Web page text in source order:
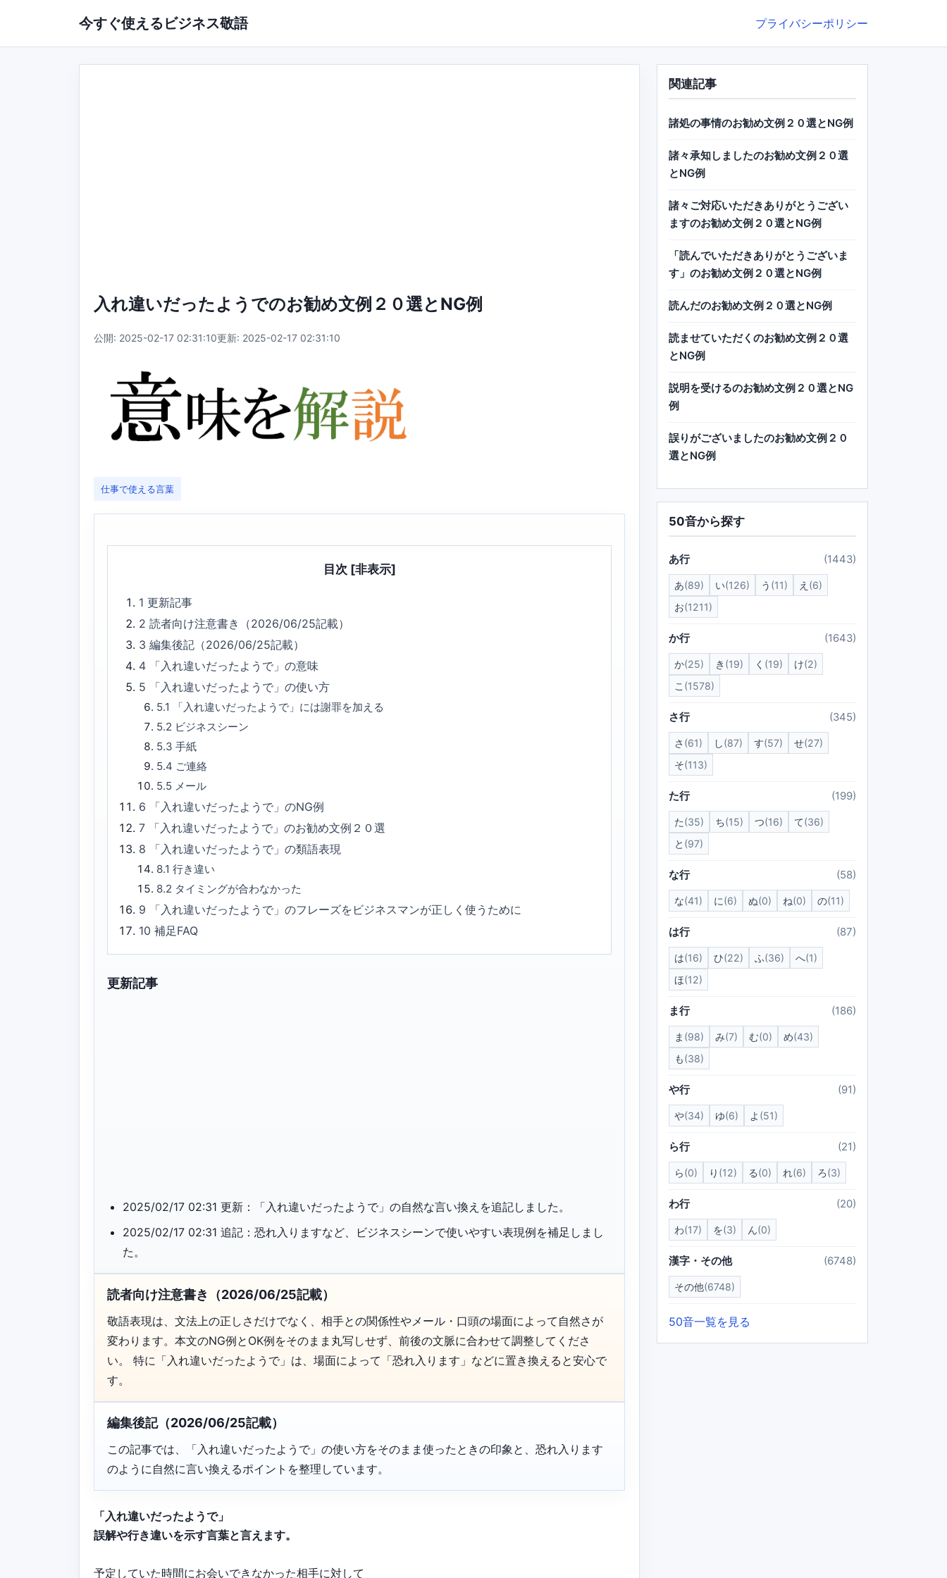
今すぐ使えるビジネス敬語 プライバシーポリシー
入れ違いだったようでのお勧め文例２０選とNG例
公開: 2025-02-17 02:31:10更新: 2025-02-17 02:31:10
仕事で使える言葉
目次 [非表示]
1更新記事
2読者向け注意書き（2026/06/25記載）
3編集後記（2026/06/25記載）
4
「入れ違いだったようで」の意味
5
「入れ違いだったようで」の使い方
5.1
「入れ違いだったようで」には謝罪を加える
5.2 ビジネスシーン
5.3 手紙
5.4 ご連絡
5.5 メール
6
「入れ違いだったようで」のNG例
7
「入れ違いだったようで」のお勧め文例２０選
8
「入れ違いだったようで」の類語表現
8.1 行き違い
8.2 タイミングが合わなかった
9
「入れ違いだったようで」のフレーズをビジネスマンが正しく使うために
10補足FAQ
更新記事
2025/02/17 02:31 更新：「入れ違いだったようで」の自然な言い換えを追記しました。
2025/02/17 02:31 追記：恐れ入りますなど、ビジネスシーンで使いやすい表現例を補足しまし
た。
読者向け注意書き（2026/06/25記載）
敬語表現は、文法上の正しさだけでなく、相手との関係性やメール・口頭の場面によって自然さが
変わります。本文のNG例とOK例をそのまま丸写しせず、前後の文脈に合わせて調整してくださ
い。 特に「入れ違いだったようで」は、場面によって「恐れ入ります」などに置き換えると安心で
す。
編集後記（2026/06/25記載）
この記事では、「入れ違いだったようで」の使い方をそのまま使ったときの印象と、恐れ入ります
のように自然に言い換えるポイントを整理しています。
「入れ違いだったようで」
誤解や行き違いを示す言葉と言えます。
予定していた時間にお会いできなかった相手に対して
関連記事
諸処の事情のお勧め文例２０選とNG例
諸々承知しましたのお勧め文例２０選
とNG例
諸々ご対応いただきありがとうござい
ますのお勧め文例２０選とNG例
「読んでいただきありがとうございま
す」のお勧め文例２０選とNG例
読んだのお勧め文例２０選とNG例
読ませていただくのお勧め文例２０選
とNG例
説明を受けるのお勧め文例２０選とNG
例
誤りがございましたのお勧め文例２０
選とNG例
50音から探す
あ行 (1443)
あ(89) い(126) う (11) え (6)
お(1211)
か行 (1643)
か(25) き (19) く (19) け(2)
こ (1578)
さ行 (345)
さ (61) し(87) す(57) せ(27)
そ(113)
た行 (199)
た(35) ち(15) つ(16) て(36)
と (97)
な行 (58)
な(41) に(6) ぬ(0) ね(0) の(11)
は行 (87)
は(16) ひ(22) ふ(36) へ(1)
ほ(12)
ま行 (186)
ま (98) み(7) む(0) め(43)
も(38)
や行 (91)
や(34) ゆ(6) よ (51)
ら行 (21)
ら(0) り (12) る(0) れ(6) ろ(3)
わ行 (20)
わ(17) を(3) ん(0)
漢字・その他 (6748)
その他(6748)
50音一覧を見る